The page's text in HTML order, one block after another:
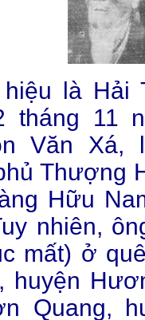
là Hải
tháng 11
Văn Xá,
Thượng
Hữu
nhiên,
mất) ở
huyện
Quang,